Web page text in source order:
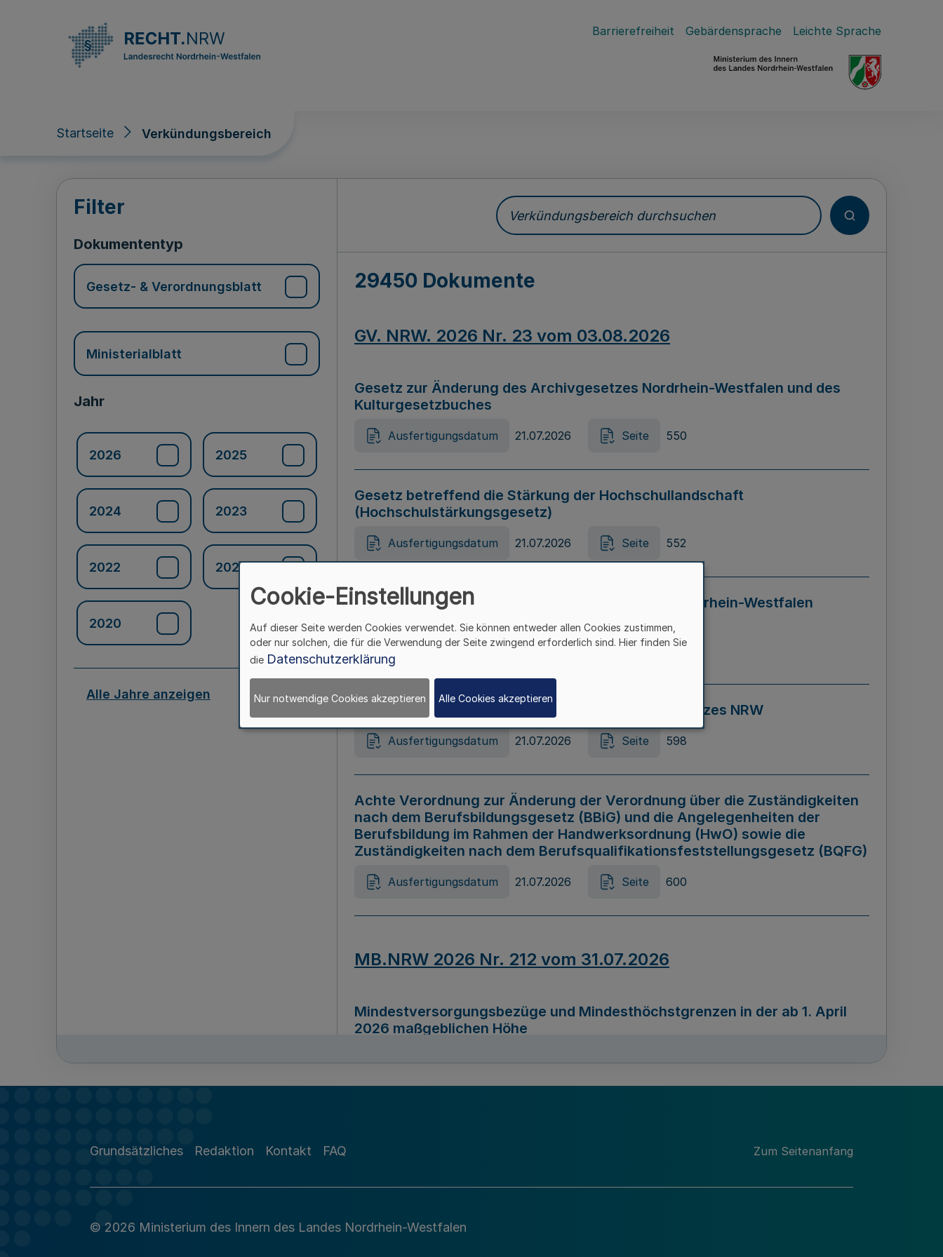
Barrierefreiheit Gebärdensprache Leichte Sprache
Startseite Verkündungsbereich
Verkündungsbereich
Filter
Dokumententyp
Gesetz- & Verordnungsblatt
Ministerialblatt
Jahr
2026 2025
2024 2023
2022 2021
2020
Alle Jahre anzeigen
Verkündungsbereich durchsuchen
29450 Dokumente
GV. NRW. 2026 Nr. 23 vom 03.08.2026
Gesetz zur Änderung des Archivgesetzes Nordrhein-Westfalen und des
Kulturgesetzbuches
Ausfertigungsdatum 21.07.2026 Seite 550
Gesetz betreffend die Stärkung der Hochschullandschaft
(Hochschulstärkungsgesetz)
Ausfertigungsdatum 21.07.2026 Seite 552
Gesetz zur Vermeidung von Diskriminierung in Nordrhein-Westfalen
(Landesantidiskriminierungsgesetz – LADG NRW)
Ausfertigungsdatum 21.07.2026 Seite 595
Gesetz zur Änderung des Online-Casinospiel Gesetzes NRW
Ausfertigungsdatum 21.07.2026 Seite 598
Achte Verordnung zur Änderung der Verordnung über die Zuständigkeiten
nach dem Berufsbildungsgesetz (BBiG) und die Angelegenheiten der
Berufsbildung im Rahmen der Handwerksordnung (HwO) sowie die
Zuständigkeiten nach dem Berufsqualifikationsfeststellungsgesetz (BQFG)
Ausfertigungsdatum 21.07.2026 Seite 600
MB.NRW 2026 Nr. 212 vom 31.07.2026
Mindestversorgungsbezüge und Mindesthöchstgrenzen in der ab 1. April
2026 maßgeblichen Höhe
Richtlinie zur Durchführung des Förderprogramms „Mittelstand Innovativ &
Grundsätzliches Redaktion Kontakt FAQ Zum Seitenanfang
© 2026 Ministerium des Innern des Landes Nordrhein-Westfalen
Cookie-Einstellungen
Auf dieser Seite werden Cookies verwendet. Sie können entweder allen Cookies zustimmen,
oder nur solchen, die für die Verwendung der Seite zwingend erforderlich sind. Hier finden Sie
die Datenschutzerklärung
Nur notwendige Cookies akzeptieren Alle Cookies akzeptieren